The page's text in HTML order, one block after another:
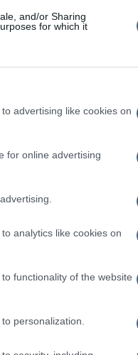
and/or Sharing
for which it
advertising like cookies on
for online advertising
analytics like cookies on
functionality of the website
personalization.
l’altro,
quei
— con un
(a
ufficiali sugli
alla
consultarsi
concludere
definire
esistono
mai
non
Se
Il